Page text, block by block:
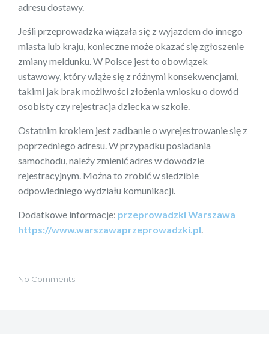
adresu dostawy.
Jeśli przeprowadzka wiązała się z wyjazdem do innego
miasta lub kraju, konieczne może okazać się zgłoszenie
zmiany meldunku. W Polsce jest to obowiązek
ustawowy, który wiąże się z różnymi konsekwencjami,
takimi jak brak możliwości złożenia wniosku o dowód
osobisty czy rejestracja dziecka w szkole.
Ostatnim krokiem jest zadbanie o wyrejestrowanie się z
poprzedniego adresu. W przypadku posiadania
samochodu, należy zmienić adres w dowodzie
rejestracyjnym. Można to zrobić w siedzibie
odpowiedniego wydziału komunikacji.
Dodatkowe informacje: przeprowadzki Warszawa
https://www.warszawaprzeprowadzki.pl.
No Comments